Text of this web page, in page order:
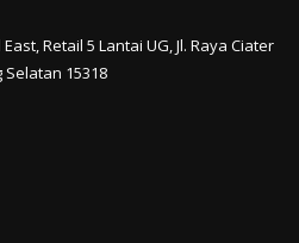
Retail 5 Lantai UG, Jl. Raya Ciater
15318